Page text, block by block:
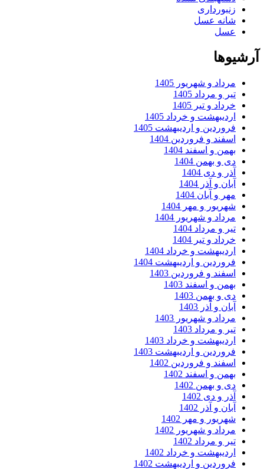
زنبورداری
شانه عسل
عسل
آرشیوها
مرداد و شهریور 1405
تیر و مرداد 1405
خرداد و تیر 1405
اردیبهشت و خرداد 1405
فروردین و اردیبهشت 1405
اسفند و فروردین 1404
بهمن و اسفند 1404
دی و بهمن 1404
آذر و دی 1404
آبان و آذر 1404
مهر و آبان 1404
شهریور و مهر 1404
مرداد و شهریور 1404
تیر و مرداد 1404
خرداد و تیر 1404
اردیبهشت و خرداد 1404
فروردین و اردیبهشت 1404
اسفند و فروردین 1403
بهمن و اسفند 1403
دی و بهمن 1403
آبان و آذر 1403
مرداد و شهریور 1403
تیر و مرداد 1403
اردیبهشت و خرداد 1403
فروردین و اردیبهشت 1403
اسفند و فروردین 1402
بهمن و اسفند 1402
دی و بهمن 1402
آذر و دی 1402
آبان و آذر 1402
شهریور و مهر 1402
مرداد و شهریور 1402
تیر و مرداد 1402
اردیبهشت و خرداد 1402
فروردین و اردیبهشت 1402